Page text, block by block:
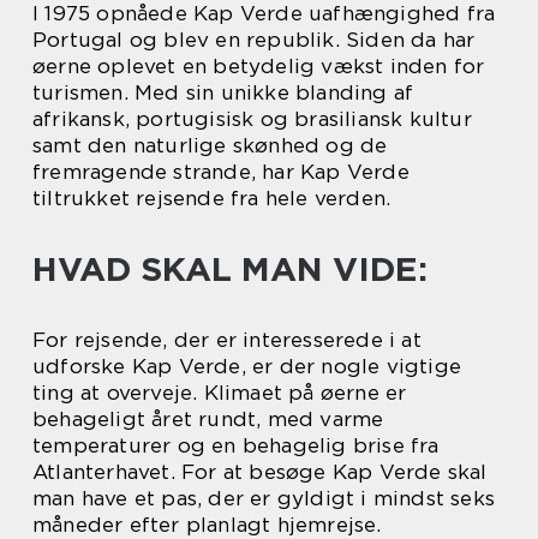
I 1975 opnåede Kap Verde uafhængighed fra
Portugal og blev en republik. Siden da har
øerne oplevet en betydelig vækst inden for
turismen. Med sin unikke blanding af
afrikansk, portugisisk og brasiliansk kultur
samt den naturlige skønhed og de
fremragende strande, har Kap Verde
tiltrukket rejsende fra hele verden.
HVAD SKAL MAN VIDE:
For rejsende, der er interesserede i at
udforske Kap Verde, er der nogle vigtige
ting at overveje. Klimaet på øerne er
behageligt året rundt, med varme
temperaturer og en behagelig brise fra
Atlanterhavet. For at besøge Kap Verde skal
man have et pas, der er gyldigt i mindst seks
måneder efter planlagt hjemrejse.